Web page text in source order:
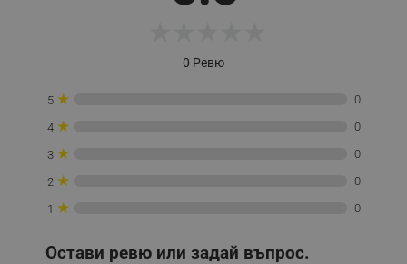
0 Ревю
5 ★ 0
4 ★ 0
3 ★ 0
2 ★ 0
1 ★ 0
Остави ревю или задай въпрос.